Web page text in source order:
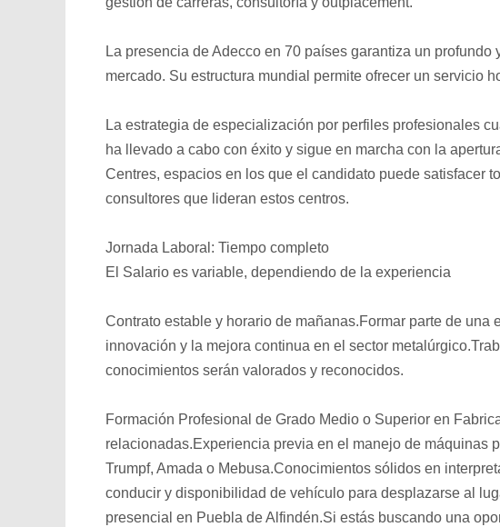
La presencia de Adecco en 70 países garantiza un
mercado. Su estructura mundial permite ofrecer un servicio
La estrategia de especialización por perfiles profesionales
ha llevado a cabo con éxito y sigue en marcha con la
Centres, espacios en los que el candidato puede satisfacer
consultores que lideran estos centros.
Jornada Laboral: Tiempo completo
El Salario es variable, dependiendo de la experiencia
Contrato estable y horario de mañanas.Formar parte de
innovación y la mejora continua en el sector
conocimientos serán valorados y reconocidos.
Formación Profesional de Grado Medio o Superior en
relacionadas.Experiencia previa en el manejo de máquinas
Trumpf, Amada o Mebusa.Conocimientos sólidos en
conducir y disponibilidad de vehículo para desplazarse al
presencial en Puebla de Alfindén.Si estás buscando una